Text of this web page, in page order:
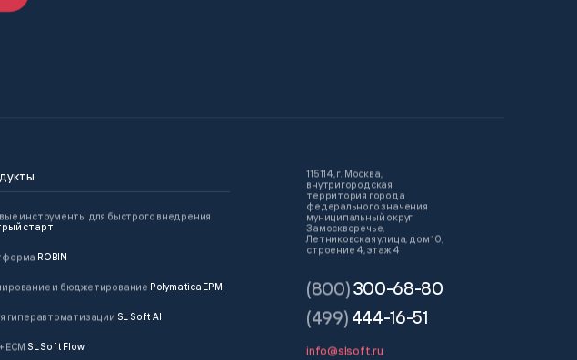
инструменты для быстрого внедрения
старт
ROBIN
и бюджетирование Polymatica EPM
гиперавтоматизации SL Soft AI
ECM SL Soft Flow
115114, г. Москва,
внутригородская
территория города
федерального значения
муниципальный округ
Замоскворечье,
Летниковская улица, дом 10,
строение 4, этаж 4
(800)300-68-80
(499) 444-16-51
info@slsoft.ru